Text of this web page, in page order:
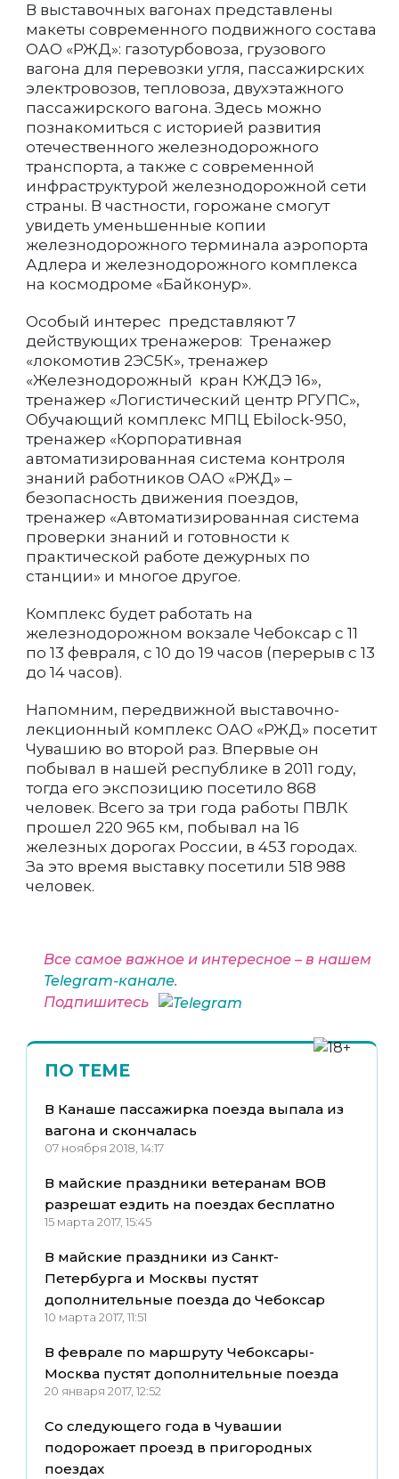
В выставочных вагонах представлены
макеты современного подвижного состава
ОАО «РЖД»: газотурбовоза, грузового
вагона для перевозки угля, пассажирских
электровозов, тепловоза, двухэтажного
пассажирского вагона. Здесь можно
познакомиться с историей развития
отечественного железнодорожного
транспорта, а также с современной
инфраструктурой железнодорожной сети
страны. В частности, горожане смогут
увидеть уменьшенные копии
железнодорожного терминала аэропорта
Адлера и железнодорожного комплекса
на космодроме «Байконур».
Особый интерес представляют 7
действующих тренажеров: Тренажер
«локомотив 2ЭС5К», тренажер
«Железнодорожный кран КЖДЭ 16»,
тренажер «Логистический центр РГУПС»,
Обучающий комплекс МПЦ Ebilock-950,
тренажер «Корпоративная
автоматизированная система контроля
знаний работников ОАО «РЖД» –
безопасность движения поездов,
тренажер «Автоматизированная система
проверки знаний и готовности к
практической работе дежурных по
станции» и многое другое.
Комплекс будет работать на
железнодорожном вокзале Чебоксар с 11
по 13 февраля, с 10 до 19 часов (перерыв с 13
до 14 часов).
Напомним, передвижной выставочно-
лекционный комплекс ОАО «РЖД» посетит
Чувашию во второй раз. Впервые он
побывал в нашей республике в 2011 году,
тогда его экспозицию посетило 868
человек. Всего за три года работы ПВЛК
прошел 220 965 км, побывал на 16
железных дорогах России, в 453 городах.
За это время выставку посетили 518 988
человек.
Все самое важное и интересное – в нашем
Telegram-канале.
Подпишитесь
ПО ТЕМЕ
В Канаше пассажирка поезда выпала из
вагона и скончалась
07 ноября 2018, 14:17
В майские праздники ветеранам ВОВ
разрешат ездить на поездах бесплатно
15 марта 2017, 15:45
В майские праздники из Санкт-
Петербурга и Москвы пустят
дополнительные поезда до Чебоксар
10 марта 2017, 11:51
В феврале по маршруту Чебоксары-
Москва пустят дополнительные поезда
20 января 2017, 12:52
Со следующего года в Чувашии
подорожает проезд в пригородных
поездах